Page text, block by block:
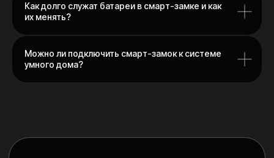
Как долго служат батареи в смарт-замке и как
их менять?
Можно ли подключить смарт-замок к системе
умного дома?